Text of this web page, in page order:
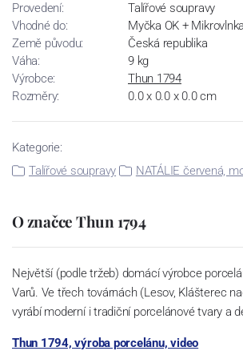
Provedení:
Talířové soupravy
Vhodné do:
Myčka OK +
Země původu:
Česká republika
Váha:
9 kg
Výrobce:
Thun 1794
Rozměry:
0.0 x 0.0 x 0.0 cm
Kategorie:
Talířové soupravy
NATÁLIE červená,
O značce Thun 1794
Největší (podle tržeb) domácí výrobce
Varů. Ve třech továrnách (Lesov, Klášterec
vyrábí moderní i tradiční porcelánové tvary a
Thun 1794, výroba porcelánu, video